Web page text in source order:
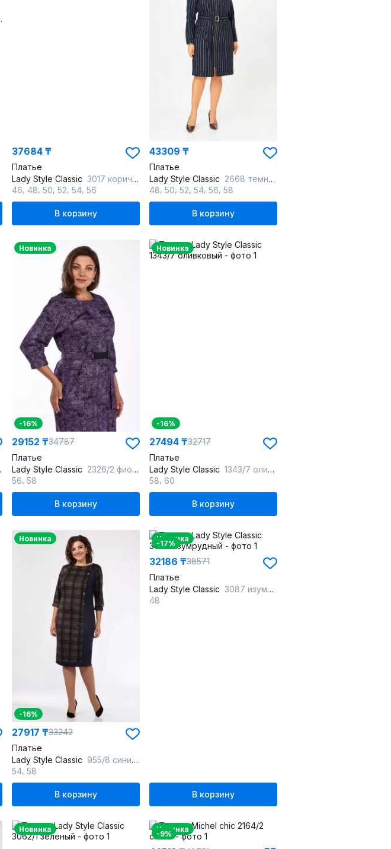
37684 ₸
Платье
Lady Style Classic 3017 коричневые-тона
46 48 50 52 54 56
В корзину
43309 ₸
Платье
Lady Style Classic 2668 темно-синий
48 50 52 54 56 58
В корзину
Новинка
-16%
29152 ₸34787
Платье
Lady Style Classic 2326/2 фиолетовые-тона
56 58
В корзину
Новинка
-16%
27494 ₸32717
Платье
Lady Style Classic 1343/7 оливковый
58 60
В корзину
Новинка
-16%
27917 ₸33242
Платье
Lady Style Classic 955/8 синиий-хаки
54 58
В корзину
Новинка
-17%
32186 ₸38571
Платье
Lady Style Classic 3087 изумрудный
48
В корзину
Новинка Новинка
-9%